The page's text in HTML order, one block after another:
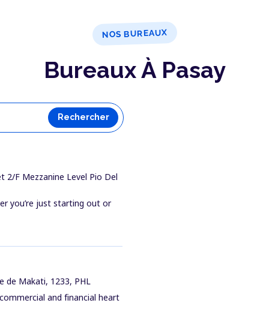
NOS BUREAUX
Bureaux À Pasay
Rechercher
2/F Mezzanine Level Pio Del
you’re just starting out or
de Makati, 1233, PHL
and financial heart